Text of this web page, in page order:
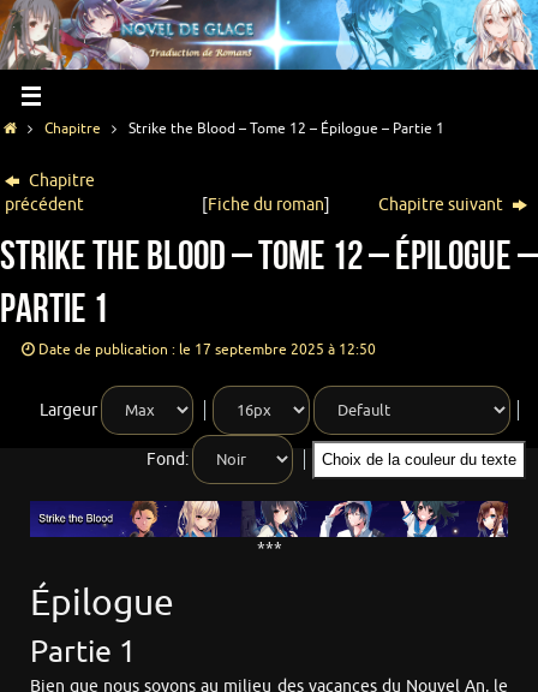
Chapitre Strike the Blood – Tome 12 – Épilogue – Partie 1
Chapitre
précédent
[Fiche du roman] Chapitre suivant
Strike the Blood – Tome 12 – Épilogue –
Partie 1
Date de publication : le 17 septembre 2025 à 12:50
Largeur
Fond: Choix de la couleur du texte
***
Épilogue
Partie 1
Bien que nous soyons au milieu des vacances du Nouvel An, le